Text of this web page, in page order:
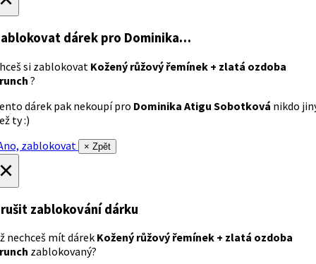
dárek pro Dominika…
si zablokovat Kožený růžový řemínek + zlatá ozdoba
?
dárek pak nekoupí pro Dominika Atigu Sobotková nikdo
ty :)
zablokovat
× Zpět
zablokování dárku
nechceš mít dárek Kožený růžový řemínek + zlatá ozdoba
zablokovaný?